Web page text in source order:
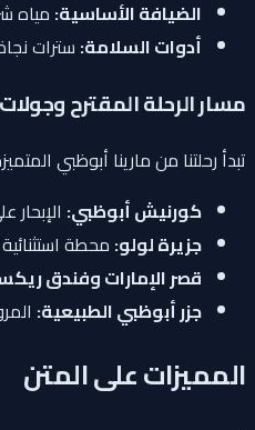
الضيافة الأساسية:مياه
أدوات السلامة: سترات
مسار الرحلة المقترح
تبدأ رحلتنا من مارينا أبوظبي
كورنيش أبوظبي:
جزيرة لولو: محطة
قصر الإمارات وفندق
جزر أبوظبي الطبيعية:
المميزات على المتن